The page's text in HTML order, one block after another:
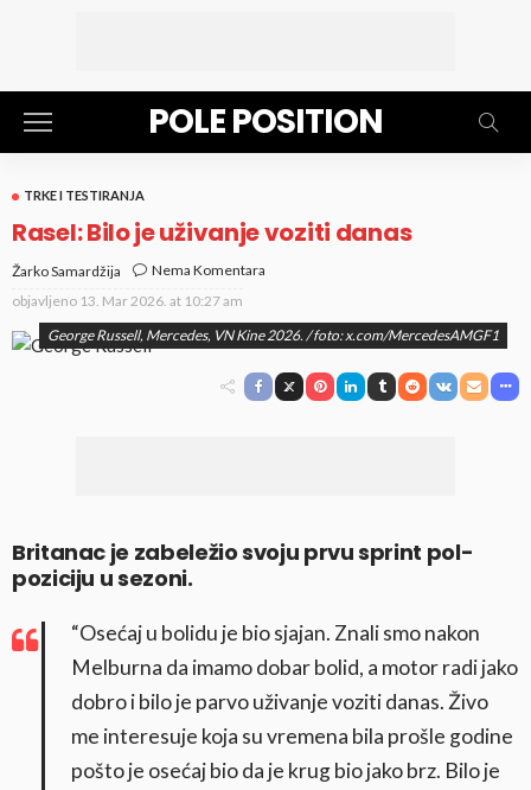
POLE POSITION
TRKE I TESTIRANJA
Rasel: Bilo je uživanje voziti danas
Žarko Samardžija
Nema Komentara
objavljeno 13. Mar 2026. at 10:27 am
George Russell, Mercedes, VN Kine 2026. / foto: x.com/MercedesAMGF1
Britanac je zabeležio svoju prvu sprint pol-
poziciju u sezoni.
“Osećaj u bolidu je bio sjajan. Znali smo nakon
Melburna da imamo dobar bolid, a motor radi jako
dobro i bilo je parvo uživanje voziti danas. Živo
me interesuje koja su vremena bila prošle godine
pošto je osećaj bio da je krug bio jako brz. Bilo je